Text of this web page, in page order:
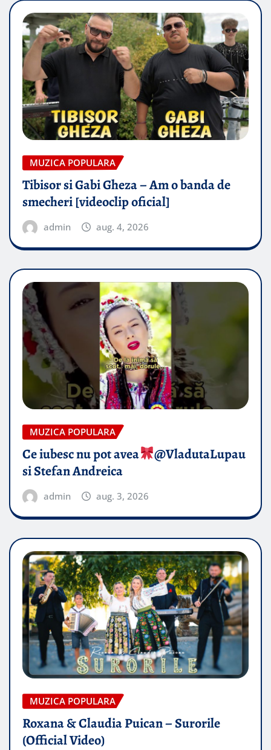
MUZICA POPULARA
Tibisor si Gabi Gheza – Am o banda de
smecheri [videoclip oficial]
admin aug. 4, 2026
MUZICA POPULARA
Ce iubesc nu pot avea
​@VladutaLupau
si Stefan Andreica
admin aug. 3, 2026
MUZICA POPULARA
Roxana & Claudia Puican – Surorile
(Official Video)